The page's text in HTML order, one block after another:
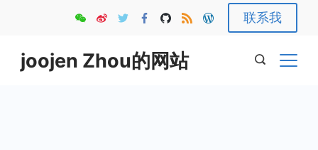
content
联系我
joojen Zhou的网站